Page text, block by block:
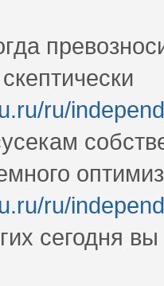
ru/
ru/
сегодня